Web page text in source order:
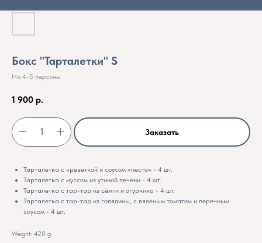
Бокс "Тарталетки" S
На 4-5 персоны
1 900 р.
Заказать
Тарталетка с креветкой и соусом «песто» - 4 шт.
Тарталетка с муссом из утиной печени - 4 шт.
Тарталетка с тар-тар из сёмги и огурчика - 4 шт.
Тарталетка с тар-тар из говядины, с вяленым томатом и перечным
соусом - 4 шт.
Weight: 420 g